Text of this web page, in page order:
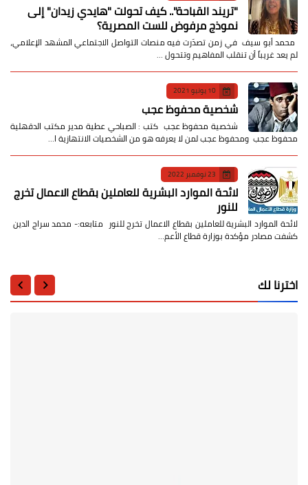
​"تريند القباحة".. كيف تحولت "هايدي زيدان" إلى
نموذج مرفوض للست المصرية؟
​ محمد أبو سيف ​في زمن تصدّرت فيه منصات التواصل الاجتماعي المشهد الإعلامي،
لم يعد غريباً أن تنقلب المفاهيم وتتحول …
10 يونيو 2021
شخصية محفوظ عجب
شخصية محفوظ عجب كتب : الصباحي عطية مدير مكتب الدقهلية
محفوظ عجب ومحفوظ عجب لمن لا يعرفه هو من الشخصيات الانتهازية ا…
23 نوفمبر 2022
لائحة الموارد البشرية للعاملين بقطاع الاعمال تخرج
للنور
لائحة الموارد البشرية للعاملين بقطاع الاعمال تخرج للنور متابعه:- محمد سراج الدين
كشفت مصادر مؤكدة بوزارة قطاع الأعم…
اخترنا لك